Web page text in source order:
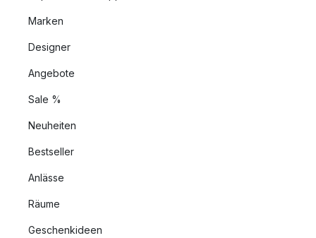
Marken
Designer
Angebote
Sale %
Neuheiten
Bestseller
Anlässe
Räume
Geschenkideen